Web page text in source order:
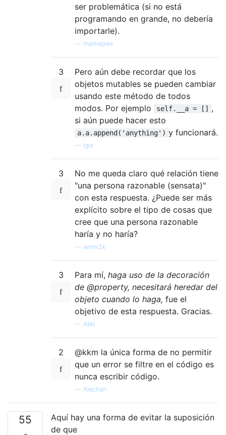
ser problemática (si no está
programando en grande, no debería
importarle).
memeplex
3
Pero aún debe recordar que los
objetos mutables se pueden cambiar
usando este método de todos
modos. Por ejemplo
self.__a = [] ,
si aún puede hacer esto
a.a.append('anything') y funcionará.
— Igor
3
No me queda claro qué relación tiene
"una persona razonable (sensata)"
con esta respuesta. ¿Puede ser más
explícito sobre el tipo de cosas que
cree que una persona razonable
haría y no haría?
winni2k
3 Para mí, haga uso de la decoración
de @property, necesitará heredar del
objeto cuando lo haga, fue el
objetivo de esta respuesta. Gracias.
— Akki
2
@kkm la única forma de no permitir
que un error se filtre en el código es
nunca escribir código.
— Alechan
55
Aquí hay una forma de evitar la suposición
de que